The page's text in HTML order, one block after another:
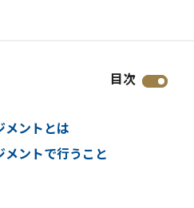
目次
メントとは
ントで行うこと